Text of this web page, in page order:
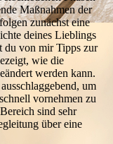
Maßnahmen der
zunächst eine
deines Lieblings
du von mir Tipps zur
wie die
werden kann.
um
vornehmen zu
sind sehr
über eine